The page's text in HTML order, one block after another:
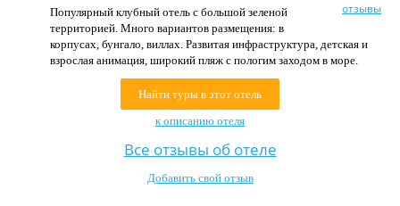
Страны
Как купить
отзывы
Популярный клубный отель с большой зеленой
территорией. Много вариантов размещения: в
корпусах, бунгало, виллах. Развитая инфраструктура, детская и
взрослая анимация, широкий пляж с пологим заходом в море.
Найти туры в этот отель
к описанию отеля
Все отзывы об отеле
Добавить свой отзыв